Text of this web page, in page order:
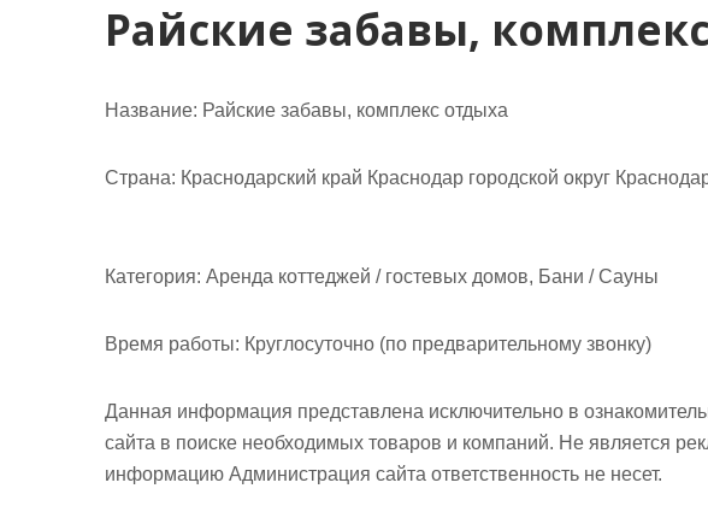
Райские забавы,
Название: Райские забавы, комплекс отдыха
Страна: Краснодарский край Краснодар городской округ
Категория: Аренда коттеджей / гостевых домов, Бани / Сауны
Время работы: Круглосуточно (по предварительному звонку)
Данная информация представлена исключительно в
сайта в поиске необходимых товаров и компаний. Не является
информацию Администрация сайта ответственность не несет.